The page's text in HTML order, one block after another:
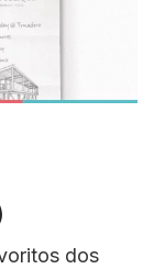
dos